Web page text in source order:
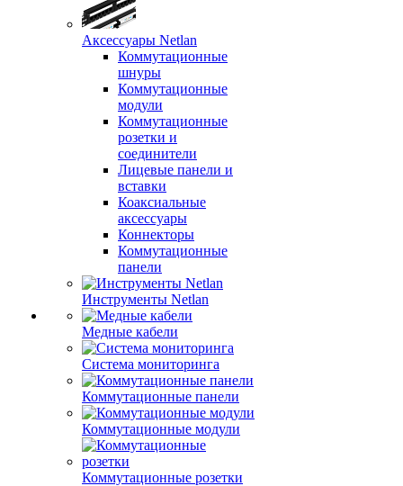
Аксессуары Netlan
Коммутационные
шнуры
Коммутационные
модули
Коммутационные
розетки и
соединители
Лицевые панели и
вставки
Коаксиальные
аксессуары
Коннекторы
Коммутационные
панели
Инструменты Netlan
Медные кабели
Система мониторинга
Коммутационные панели
Коммутационные модули
Коммутационные розетки